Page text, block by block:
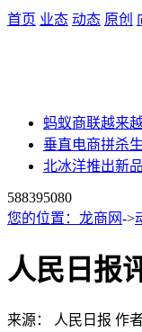
首页 业态 动态 原创
蚂蚁商联越来
垂直电商拼杀
北冰洋推出新
588395080
您的位置： 龙商网->
人民日报
来源： 人民日报 作者